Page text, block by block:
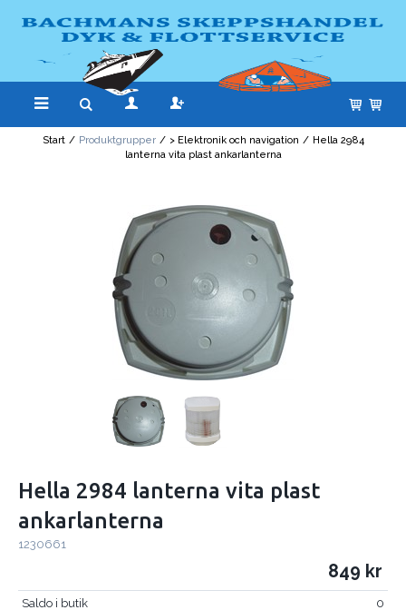
Start / Produktgrupper / > Elektronik och navigation / Hella 2984
lanterna vita plast ankarlanterna
Hella 2984 lanterna vita plast
ankarlanterna
1230661
849
Saldo i butik 0